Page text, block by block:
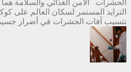
الحشرات الأمن الغذائي والسلامة
التزايد المستمر لسكان العالم على
تتسبب آفات الحشرات في أضرار